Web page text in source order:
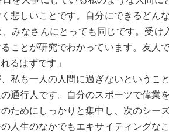
悲しいことです。自分にできるど
みなさんにとっても同じです。受
ことが研究でわかっています。友
るはずです」
、私も一人の人間に過ぎないという
通行人です。自分のスポーツで偉業
ためにしっかりと集中し、次のシー
人生のなかでもエキサイティングな